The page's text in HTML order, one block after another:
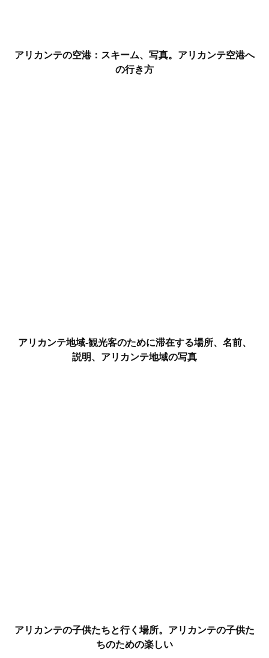
アリカンテの空港：スキーム、写真。アリカンテ空港へ
の行き方
アリカンテ地域-観光客のために滞在する場所、名前、
説明、アリカンテ地域の写真
アリカンテの子供たちと行く場所。アリカンテの子供た
ちのための楽しい